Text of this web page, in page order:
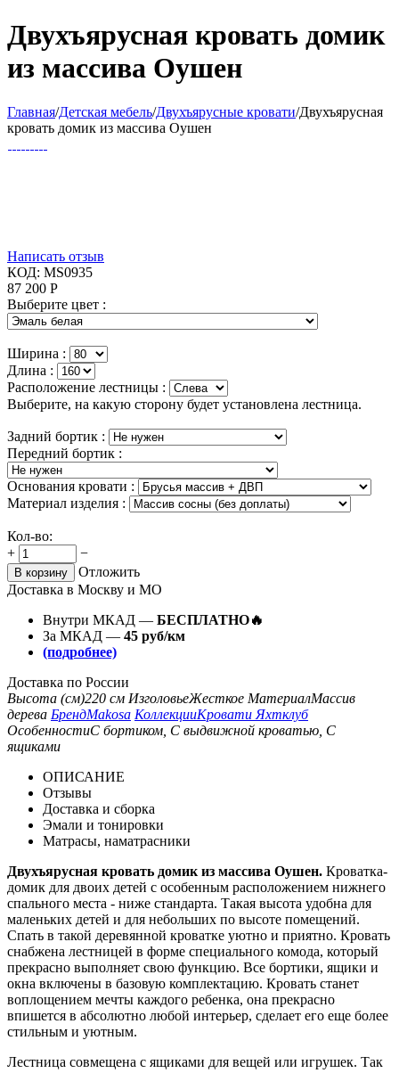
Двухъярусная кровать домик
из массива Оушен
Главная/Детская мебель/Двухъярусные кровати/Двухъярусная
кровать домик из массива Оушен
Написать отзыв
КОД: MS0935
87 200 Р
Выберите цвет :
Ширина :
Длина :
Расположение лестницы :
Выберите, на какую сторону будет установлена лестница.
Задний бортик :
Передний бортик :
Основания кровати :
Материал изделия :
Кол-во:
+
−
В корзину
Отложить
Доставка в Москву и МО
Внутри МКАД — БЕСПЛАТНО🔥
За МКАД — 45 руб/км
(подробнее)
Доставка по России
Высота (см)220 см ИзголовьеЖесткое МатериалМассив
дерева БрендMakosa КоллекцииКровати Яхтклуб
ОсобенностиС бортиком, С выдвижной кроватью, С
ящиками
ОПИСАНИЕ
Отзывы
Доставка и сборка
Эмали и тонировки
Матрасы, наматрасники
Двухъярусная кровать домик из массива Оушен. Кроватка-
домик для двоих детей с особенным расположением нижнего
спального места - ниже стандарта. Такая высота удобна для
маленьких детей и для небольших по высоте помещений.
Спать в такой деревянной кроватке уютно и приятно. Кровать
снабжена лестницей в форме специального комода, который
прекрасно выполняет свою функцию. Все бортики, ящики и
окна включены в базовую комплектацию. Кровать станет
воплощением мечты каждого ребенка, она прекрасно
впишется в абсолютно любой интерьер, сделает его еще более
стильным и уютным.
Лестница совмещена с ящиками для вещей или игрушек. Так